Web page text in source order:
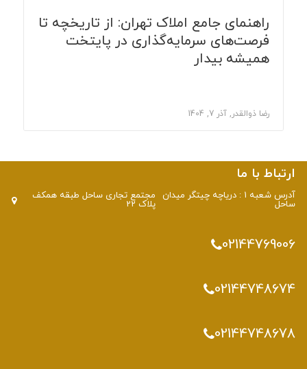
راهنمای جامع املاک تهران: از تاریخچه تا
فرصت‌های سرمایه‌گذاری در پایتخت
همیشه بیدار
رضا ذوالقدر, آذر 7, 1404
ارتباط با ما
آدرس شعبه 1 : دریاچه چیتگر میدان
ساحل
مجتمع تجاری ساحل طبقه همکف
پلاک 22
02144769006
02144748674
02144748678